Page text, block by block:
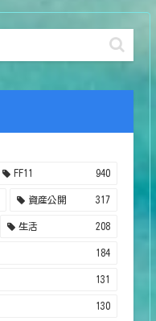
FF11 940
資産公開 317
生活 208
184
131
130